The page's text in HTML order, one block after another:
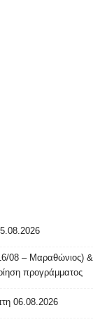
08 – Μαραθώνιος) &
προγράμματος
06.08.2026